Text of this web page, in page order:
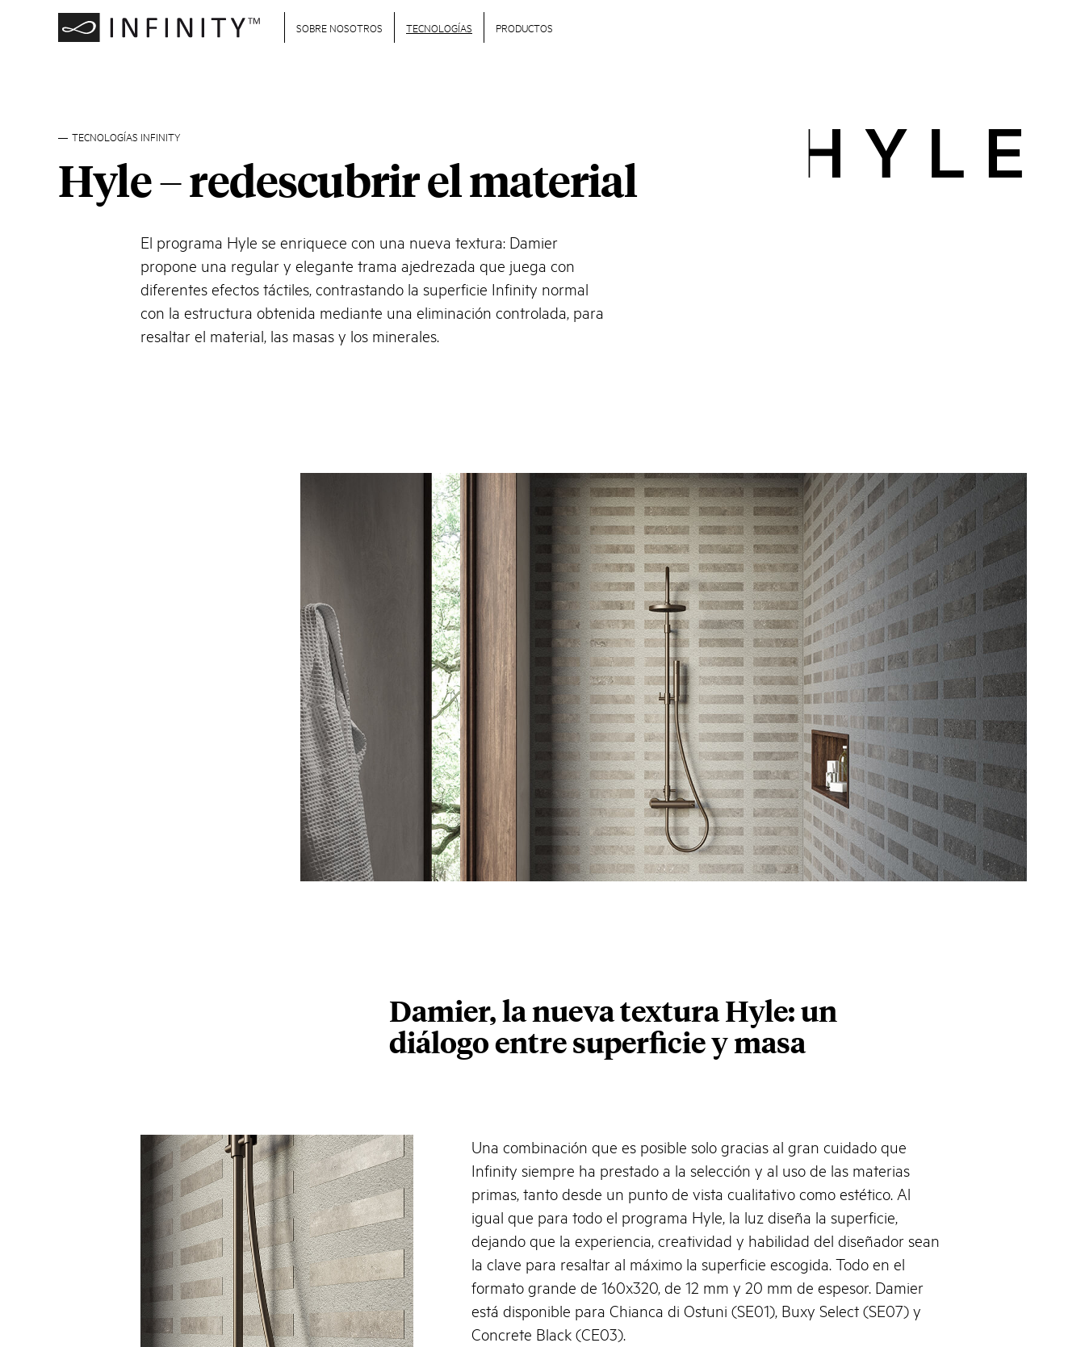
SOBRE NOSOTROS TECNOLOGÍAS PRODUCTOS
TECNOLOGÍAS INFINITY
Hyle – redescubrir el material
El programa Hyle se enriquece con una nueva textura: Damier
propone una regular y elegante trama ajedrezada que juega con
diferentes efectos táctiles, contrastando la superficie Infinity normal
con la estructura obtenida mediante una eliminación controlada, para
resaltar el material, las masas y los minerales.
Damier, la nueva textura Hyle: un
diálogo entre superficie y masa
Una combinación que es posible solo gracias al gran cuidado que
Infinity siempre ha prestado a la selección y al uso de las materias
primas, tanto desde un punto de vista cualitativo como estético. Al
igual que para todo el programa Hyle, la luz diseña la superficie,
dejando que la experiencia, creatividad y habilidad del diseñador sean
la clave para resaltar al máximo la superficie escogida. Todo en el
formato grande de 160x320, de 12 mm y 20 mm de espesor. Damier
está disponible para Chianca di Ostuni (SE01), Buxy Select (SE07) y
Concrete Black (CE03).